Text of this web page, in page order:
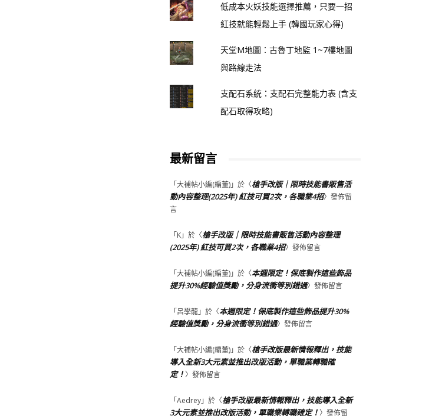
低成本火妖技能選擇推薦，只要一招
紅技就能輕鬆上手 (韓國玩家心得)
天堂M地圖：古魯丁地監 1~7樓地圖
與路線走法
支配石系統：支配石完整能力表 (含支
配石取得攻略)
最新留言
「大補帖小編(編董)」於〈槍手改版｜限時技能書販售活
動內容整理(2025年) 紅技可買2次，各職業4招〉發佈留
言
「K」於〈槍手改版｜限時技能書販售活動內容整理
(2025年) 紅技可買2次，各職業4招〉發佈留言
「大補帖小編(編董)」於〈本週限定！保底製作這些飾品
提升30%經驗值獎勵，分身流衝等別錯過〉發佈留言
「呂學龍」於〈本週限定！保底製作這些飾品提升30%
經驗值獎勵，分身流衝等別錯過〉發佈留言
「大補帖小編(編董)」於〈槍手改版最新情報釋出，技能
導入全新3大元素並推出改版活動，單職業轉職確
定！〉發佈留言
「Aedrey」於〈槍手改版最新情報釋出，技能導入全新
3大元素並推出改版活動，單職業轉職確定！〉發佈留